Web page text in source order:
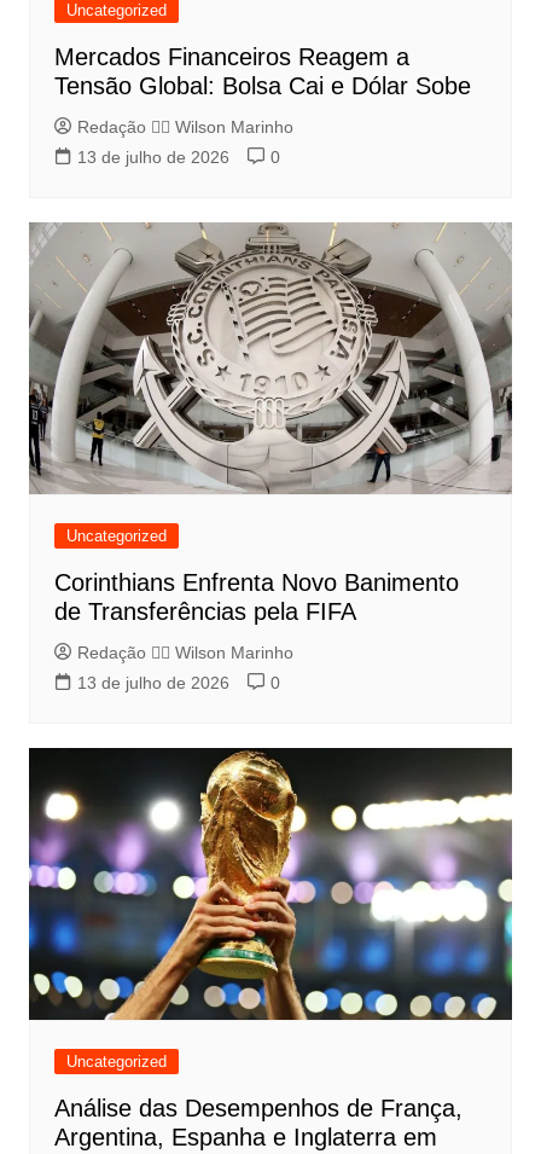
Uncategorized
Mercados Financeiros Reagem a
Tensão Global: Bolsa Cai e Dólar Sobe
Redação 👨‍⚖️​ Wilson Marinho
13 de julho de 2026
0
Uncategorized
Corinthians Enfrenta Novo Banimento
de Transferências pela FIFA
Redação 👨‍⚖️​ Wilson Marinho
13 de julho de 2026
0
Uncategorized
Análise das Desempenhos de França,
Argentina, Espanha e Inglaterra em